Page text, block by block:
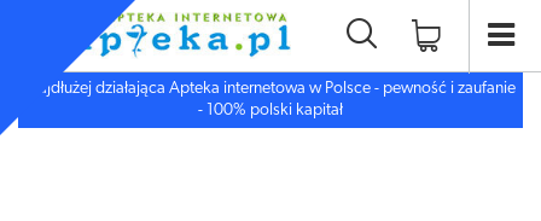
Najdłużej działająca Apteka internetowa w Polsce - pewność i zaufanie
- 100% polski kapitał